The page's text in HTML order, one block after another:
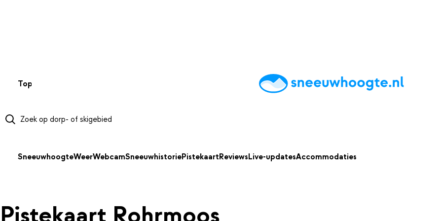
Top 50 AccommodatiesTipsReviewsLive updatesApp
SneeuwhoogteWeerWebcamSneeuwhistoriePistekaartReviewsLive-updatesAccommodaties